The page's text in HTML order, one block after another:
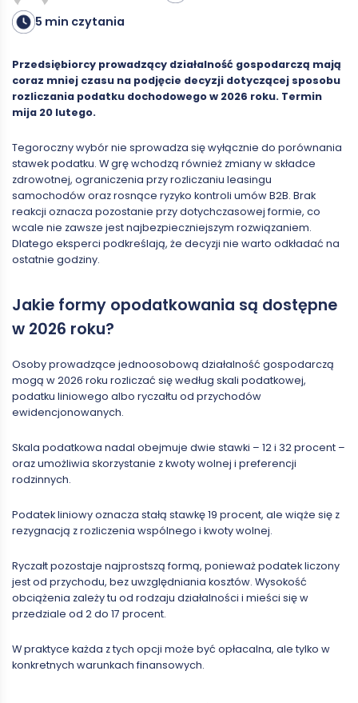
5 min czytania
Przedsiębiorcy prowadzący działalność gospodarczą mają
coraz mniej czasu na podjęcie decyzji dotyczącej sposobu
rozliczania podatku dochodowego w 2026 roku. Termin
mija 20 lutego.
Tegoroczny wybór nie sprowadza się wyłącznie do porównania
stawek podatku. W grę wchodzą również zmiany w składce
zdrowotnej, ograniczenia przy rozliczaniu leasingu
samochodów oraz rosnące ryzyko kontroli umów B2B. Brak
reakcji oznacza pozostanie przy dotychczasowej formie, co
wcale nie zawsze jest najbezpieczniejszym rozwiązaniem.
Dlatego eksperci podkreślają, że decyzji nie warto odkładać na
ostatnie godziny.
Jakie formy opodatkowania są dostępne
w 2026 roku?
Osoby prowadzące jednoosobową działalność gospodarczą
mogą w 2026 roku rozliczać się według skali podatkowej,
podatku liniowego albo ryczałtu od przychodów
ewidencjonowanych.
Skala podatkowa nadal obejmuje dwie stawki – 12 i 32 procent –
oraz umożliwia skorzystanie z kwoty wolnej i preferencji
rodzinnych.
Podatek liniowy oznacza stałą stawkę 19 procent, ale wiąże się z
rezygnacją z rozliczenia wspólnego i kwoty wolnej.
Ryczałt pozostaje najprostszą formą, ponieważ podatek liczony
jest od przychodu, bez uwzględniania kosztów. Wysokość
obciążenia zależy tu od rodzaju działalności i mieści się w
przedziale od 2 do 17 procent.
W praktyce każda z tych opcji może być opłacalna, ale tylko w
konkretnych warunkach finansowych.